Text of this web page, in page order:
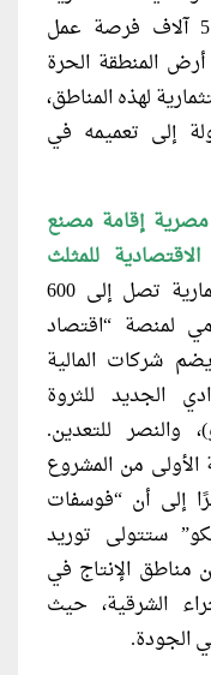
تتجاوز مليار دولار، وتوفر نحو 5 آلاف فرصة عمل
المنطقة الحرة
لهذه المناطق،
إلى تعميمه في
مصرية إقامة مصنع
للمثلث
بتكلفة استثمارية تصل إلى 600
لمنصة “اقتصاد
شركات المالية
الجديد للثروة
والنصر للتعدين.
الأولى من المشروع
مشيرًا إلى أن “فوسفات
ستتولى توريد
مناطق الإنتاج في
الشرقية، حيث
الجودة.